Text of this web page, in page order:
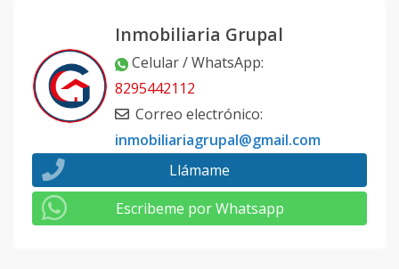
Inmobiliaria Grupal
Celular / WhatsApp:
8295442112
Correo electrónico:
inmobiliariagrupal@gmail.com
Llámame
Escribeme por Whatsapp